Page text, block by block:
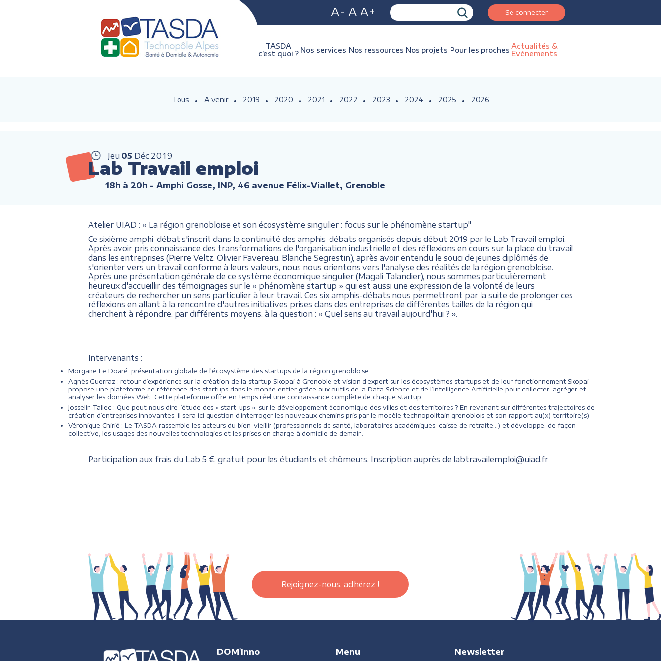
A- A A+ Se connecter
TASDA
c’est quoi ? Nos services Nos ressources Nos projets Pour les proches Actualités &
Evénements
Tous A venir 2019 2020 2021 2022 2023 2024 2025 2026
Jeu 05 Déc 2019
Lab Travail emploi
18h à 20h - Amphi Gosse, INP, 46 avenue Félix-Viallet, Grenoble
Atelier UIAD : « La région grenobloise et son écosystème singulier : focus sur le phénomène startup"
Ce sixième amphi-débat s'inscrit dans la continuité des amphis-débats organisés depuis début 2019 par le Lab Travail emploi.
Après avoir pris connaissance des transformations de l'organisation industrielle et des réflexions en cours sur la place du travail
dans les entreprises (Pierre Veltz, Olivier Favereau, Blanche Segrestin), après avoir entendu le souci de jeunes diplômés de
s'orienter vers un travail conforme à leurs valeurs, nous nous orientons vers l'analyse des réalités de la région grenobloise.
Après une présentation générale de ce système économique singulier (Magali Talandier), nous sommes particulièrement
heureux d'accueillir des témoignages sur le « phénomène startup » qui est aussi une expression de la volonté de leurs
créateurs de rechercher un sens particulier à leur travail. Ces six amphis-débats nous permettront par la suite de prolonger ces
réflexions en allant à la rencontre d'autres initiatives prises dans des entreprises de différentes tailles de la région qui
cherchent à répondre, par différents moyens, à la question : « Quel sens au travail aujourd'hui ? ».
Intervenants :
Morgane Le Doaré: présentation globale de l'écosystème des startups de la région grenobloise.
Agnès Guerraz : retour d’expérience sur la création de la startup Skopai à Grenoble et vision d’expert sur les écosystèmes startups et de leur fonctionnement.Skopai
propose une plateforme de référence des startups dans le monde entier grâce aux outils de la Data Science et de l’Intelligence Artificielle pour collecter, agréger et
analyser les données Web. Cette plateforme offre en temps réel une connaissance complète de chaque startup
Josselin Tallec : Que peut nous dire l’étude des « start-ups », sur le développement économique des villes et des territoires ? En revenant sur différentes trajectoires de
création d’entreprises innovantes, il sera ici question d’interroger les nouveaux chemins pris par le modèle technopolitain grenoblois et son rapport au(x) territoire(s)
Véronique Chirié : Le TASDA rassemble les acteurs du bien-vieillir (professionnels de santé, laboratoires académiques, caisse de retraite...) et développe, de façon
collective, les usages des nouvelles technologies et les prises en charge à domicile de demain.
Participation aux frais du Lab 5 €, gratuit pour les étudiants et chômeurs. Inscription auprès de labtravailemploi@uiad.fr
Rejoignez-nous, adhérez !
DOM'Inno Menu Newsletter